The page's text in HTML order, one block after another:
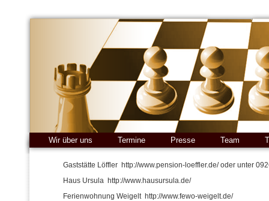
Wir über uns Termine Presse Team
Gaststätte Löffler http://www.pension-loeffler.de/ oder unter
Haus Ursula http://www.hausursula.de/
Ferienwohnung Weigelt http://www.fewo-weigelt.de/